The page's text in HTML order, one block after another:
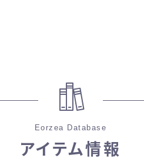
ショートパンツ
Eorzea Database
アイテム情報